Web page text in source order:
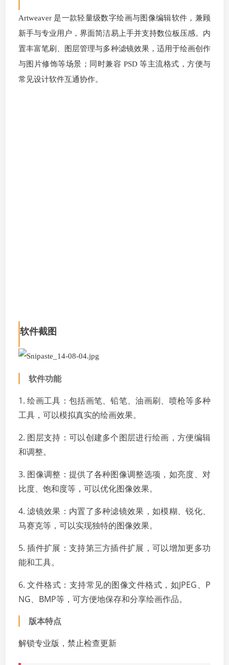
Artweaver 是一款轻量级数字绘画与图像编辑软件，兼顾
新手与专业用户，界面简洁易上手并支持数位板压感。内
置丰富笔刷、图层管理与多种滤镜效果，适用于绘画创作
与图片修饰等场景；同时兼容 PSD 等主流格式，方便与
常见设计软件互通协作。
软件截图
软件功能
1. 绘画工具：包括画笔、铅笔、油画刷、喷枪等多种
工具，可以模拟真实的绘画效果。
2. 图层支持：可以创建多个图层进行绘画，方便编辑
和调整。
3. 图像调整：提供了各种图像调整选项，如亮度、对
比度、饱和度等，可以优化图像效果。
4. 滤镜效果：内置了多种滤镜效果，如模糊、锐化、
马赛克等，可以实现独特的图像效果。
5. 插件扩展：支持第三方插件扩展，可以增加更多功
能和工具。
6. 文件格式：支持常见的图像文件格式，如JPEG、P
NG、BMP等，可方便地保存和分享绘画作品。
版本特点
解锁专业版，禁止检查更新